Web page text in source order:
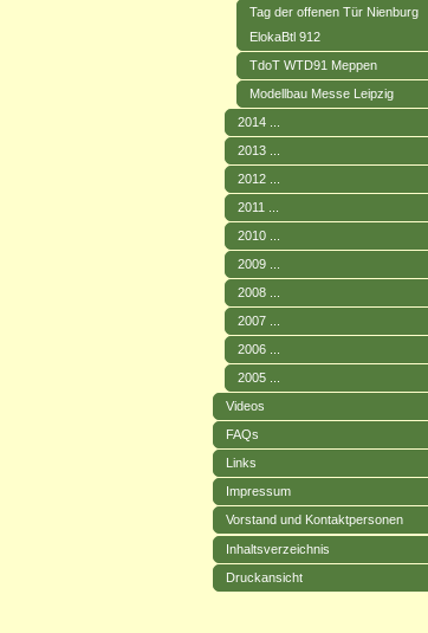
Tag der offenen Tür Nienburg
ElokaBtl 912
TdoT WTD91 Meppen
Modellbau Messe Leipzig
2014 ...
2013 ...
2012 ...
2011 ...
2010 ...
2009 ...
2008 ...
2007 ...
2006 ...
2005 ...
Videos
FAQs
Links
Impressum
Vorstand und Kontaktpersonen
Inhaltsverzeichnis
Druckansicht